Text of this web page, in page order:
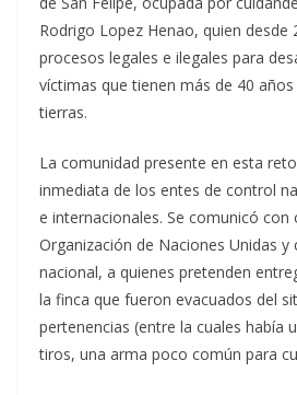
Rodrigo Lopez Henao, quien desde
procesos legales e ilegales para
víctimas que tienen más de 40
tierras.
La comunidad presente en esta
inmediata de los entes de control
e internacionales. Se comunicó con
Organización de Naciones Unidas y
nacional, a quienes pretenden
la finca que fueron evacuados del
pertenencias (entre la cuales había
tiros, una arma poco común para